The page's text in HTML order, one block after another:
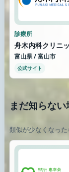
診療所
舟木内科クリニ
富山県 / 富山市
公式サイト
まだ知らな
類似が少なくなった